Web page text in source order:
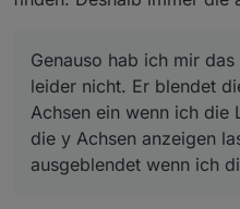
?
Genauso hab ich mir
leider nicht. Er blendet
Achsen ein wenn ich die
die y Achsen anzeigen
ausgeblendet wenn ich